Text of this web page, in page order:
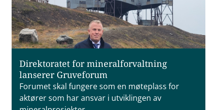
Direktoratet for mineralforvaltning
lanserer Gruveforum
Forumet skal fungere som en møteplass for
aktører som har ansvar i utviklingen av